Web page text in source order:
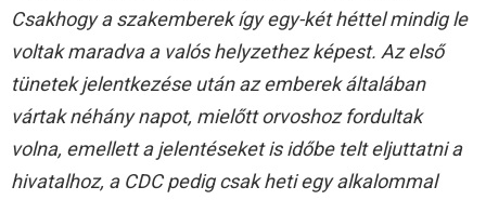
Csakhogy a szakemberek így egy-két héttel mindig le
voltak maradva a valós helyzethez képest. Az első
tünetek jelentkezése után az emberek általában
vártak néhány napot, mielőtt orvoshoz fordultak
volna, emellett a jelentéseket is időbe telt eljuttatni a
hivatalhoz, a CDC pedig csak heti egy alkalommal